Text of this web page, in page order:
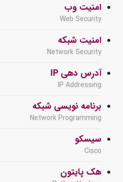
امنیت وب
Web Security
امنیت شبکه
Network Security
آدرس دهی IP
IP Addressing
برنامه نویسی شبکه
Network Programming
سیسکو
Cisco
هک پایتون